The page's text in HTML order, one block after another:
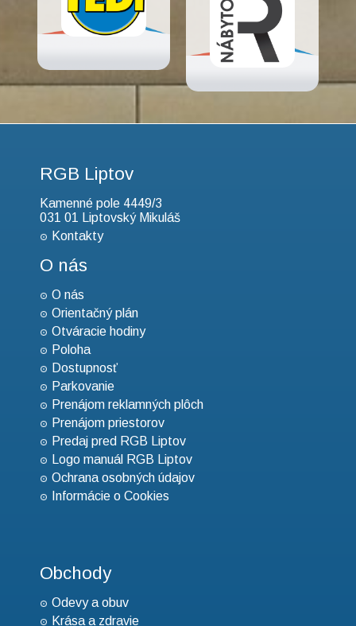
RGB Liptov
Kamenné pole 4449/3
031 01 Liptovský Mikuláš
Kontakty
O nás
O nás
Orientačný plán
Otváracie hodiny
Poloha
Dostupnosť
Parkovanie
Prenájom reklamných plôch
Prenájom priestorov
Predaj pred RGB Liptov
Logo manuál RGB Liptov
Ochrana osobných údajov
Informácie o Cookies
Obchody
Odevy a obuv
Krása a zdravie